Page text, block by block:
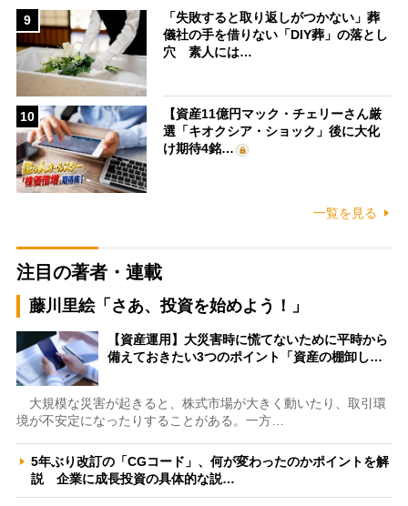
9
「失敗すると取り返しがつかない」葬
儀社の手を借りない「DIY葬」の落とし
穴 素人には…
10
【資産11億円マック・チェリーさん厳
選「キオクシア・ショック」後に大化
け期待4銘…
一覧を見る
注目の著者・連載
藤川里絵「さあ、投資を始めよう！」
【資産運用】大災害時に慌てないために平時から
備えておきたい3つのポイント「資産の棚卸し…
大規模な災害が起きると、株式市場が大きく動いたり、取引環
境が不安定になったりすることがある。一方…
5年ぶり改訂の「CGコード」、何が変わったのかポイントを解
説 企業に成長投資の具体的な説…